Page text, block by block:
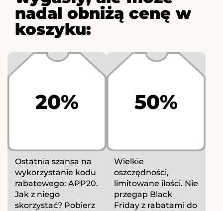
nadal obniżą cenę w
koszyku:
20%
Ostatnia szansa na
wykorzystanie kodu
rabatowego: APP20.
Jak z niego
skorzystać? Pobierz
50%
Wielkie
oszczędności,
limitowane ilości. Nie
przegap Black
Friday z rabatami do